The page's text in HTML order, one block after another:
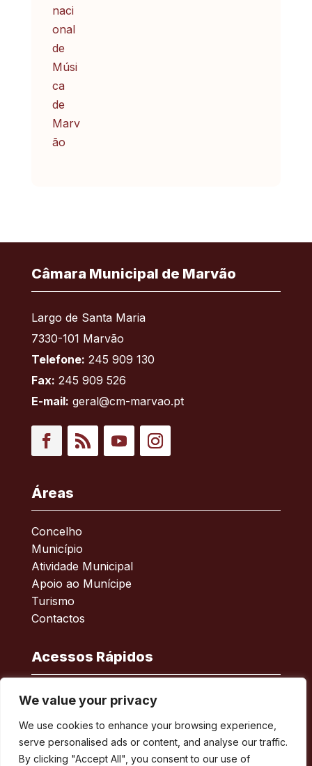
We value your privacy
We use cookies to enhance your browsing experience,
serve personalised ads or content, and analyse our traffic.
By clicking "Accept All", you consent to our use of
Câmara Municipal de Marvão
Largo de Santa Maria
7330-101 Marvão
Telefone: 245 909 130
Fax: 245 909 526
E-mail: geral@cm-marvao.pt
Áreas
Concelho
Município
Atividade Municipal
Apoio ao Munícipe
Turismo
Contactos
Acessos Rápidos
Acessibilidade
Política de privacidade
ERSAR – Reclamações
A minha Rua